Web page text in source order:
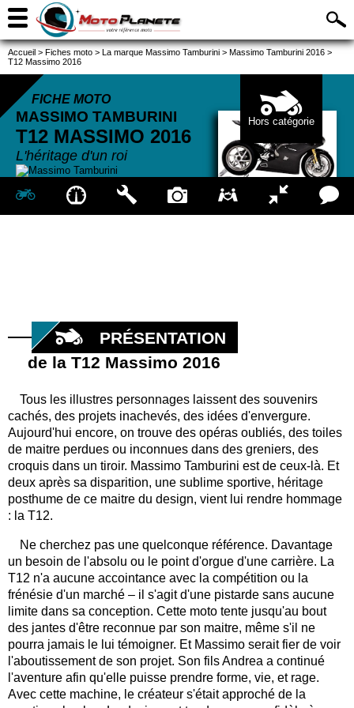
Accueil > Fiches moto > La marque Massimo Tamburini > Massimo Tamburini 2016 >
T12 Massimo 2016
FICHE MOTO
MASSIMO TAMBURINI
T12 MASSIMO 2016
L'héritage d'un roi
Hors catégorie
PRÉSENTATION
de la T12 Massimo 2016
Tous les illustres personnages laissent des souvenirs
cachés, des projets inachevés, des idées d'envergure.
Aujourd'hui encore, on trouve des opéras oubliés, des toiles
de maitre perdues ou inconnues dans des greniers, des
croquis dans un tiroir. Massimo Tamburini est de ceux-là. Et
deux après sa disparition, une sublime sportive, héritage
posthume de ce maitre du design, vient lui rendre hommage
: la T12.
Ne cherchez pas une quelconque référence. Davantage
un besoin de l'absolu ou le point d'orgue d'une carrière. La
T12 n'a aucune accointance avec la compétition ou la
frénésie d'un marché – il s'agit d'une pistarde sans aucune
limite dans sa conception. Cette moto tente jusqu'au bout
des jantes d'être reconnue par son maitre, même s'il ne
pourra jamais le lui témoigner. Et Massimo serait fier de voir
l'aboutissement de son projet. Son fils Andrea a continué
l'aventure afin qu'elle puisse prendre forme, vie, et rage.
Avec cette machine, le créateur s'était approché de la